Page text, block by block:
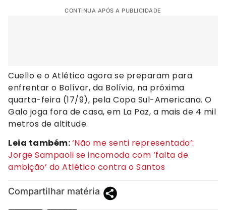
CONTINUA APÓS A PUBLICIDADE
Cuello e o Atlético agora se preparam para
enfrentar o Bolívar, da Bolívia, na próxima
quarta-feira (17/9), pela Copa Sul-Americana. O
Galo joga fora de casa, em La Paz, a mais de 4 mil
metros de altitude.
Leia também:‘Não me senti representado’:
Jorge Sampaoli se incomoda com ‘falta de
ambição’ do Atlético contra o Santos
Compartilhar matéria